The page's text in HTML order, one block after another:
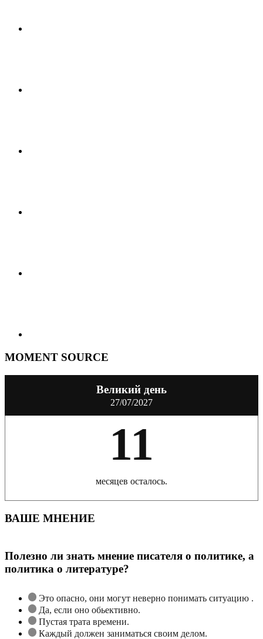
MOMENT SOURCE
Великий день
27/07/2027
11
месяцев осталось.
ВАШЕ МНЕНИЕ
Полезно ли знать мнение писателя о политике, а
политика о литературе?
Это опасно, они могут неверно понимать ситуацию .
Да, если оно обьективно.
Пустая трата времени.
Каждый должен заниматься своим делом.